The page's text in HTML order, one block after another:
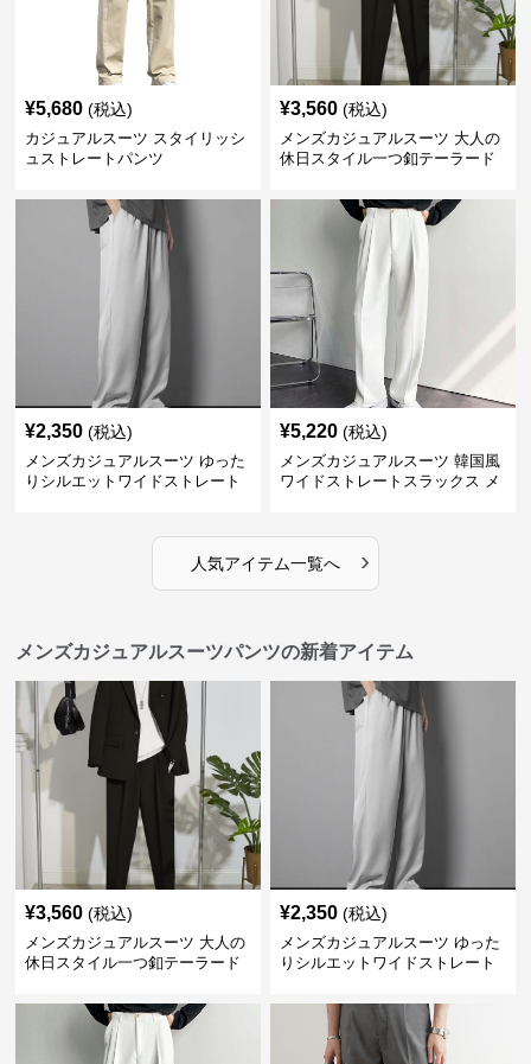
¥5,680 (税込)
カジュアルスーツ スタイリッシ
ュストレートパンツ
¥3,560 (税込)
メンズカジュアルスーツ 大人の
休日スタイル一つ釦テーラード
¥2,350 (税込)
メンズカジュアルスーツ ゆった
りシルエットワイドストレート
¥5,220 (税込)
メンズカジュアルスーツ 韓国風
ワイドストレートスラックス メ
人気アイテム一覧へ ›
メンズカジュアルスーツパンツの新着アイテム
¥3,560 (税込)
メンズカジュアルスーツ 大人の
休日スタイル一つ釦テーラード
¥2,350 (税込)
メンズカジュアルスーツ ゆった
りシルエットワイドストレート